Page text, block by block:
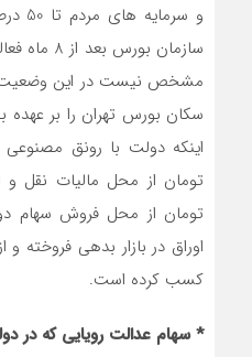
و
سازمان
مشخص نیست در این وضعیت
سکان بورس تهران را بر عهده
اوراق در بازار بدهی فروخته
کسب کرده است.
* سهام عدالت رویایی که در